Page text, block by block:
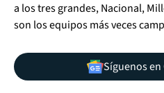
a los tres grandes, Nacional,
son los equipos más veces
Síguenos